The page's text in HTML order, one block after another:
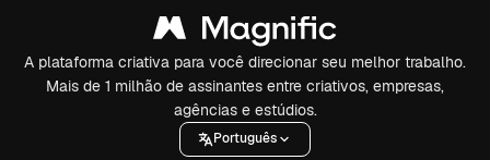
A plataforma criativa para você direcionar seu melhor trabalho.
Mais de 1 milhão de assinantes entre criativos, empresas,
agências e estúdios.
Português